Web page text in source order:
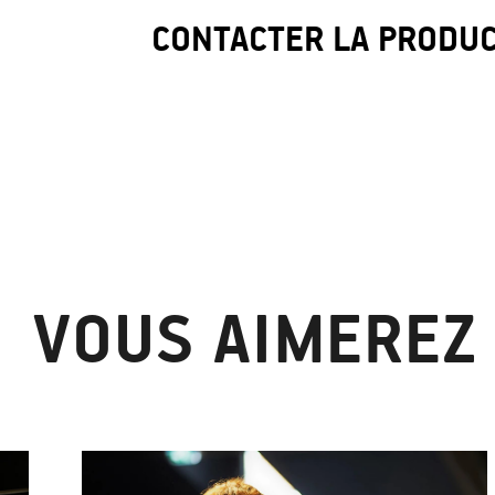
CONTACTER LA
VOUS